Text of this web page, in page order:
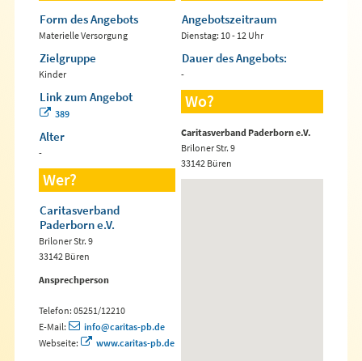
Form des Angebots
Materielle Versorgung
Zielgruppe
Kinder
Link zum Angebot
389
Alter
-
Wer?
Caritasverband
Paderborn e.V.
Briloner Str. 9
33142 Büren
Ansprechperson
Telefon: 05251/12210
E-Mail:
info@caritas-pb.de
Webseite:
www.caritas-pb.de
Angebotszeitraum
Dienstag: 10 - 12 Uhr
Dauer des Angebots:
-
Wo?
Caritasverband Paderborn e.V.
Briloner Str. 9
33142 Büren